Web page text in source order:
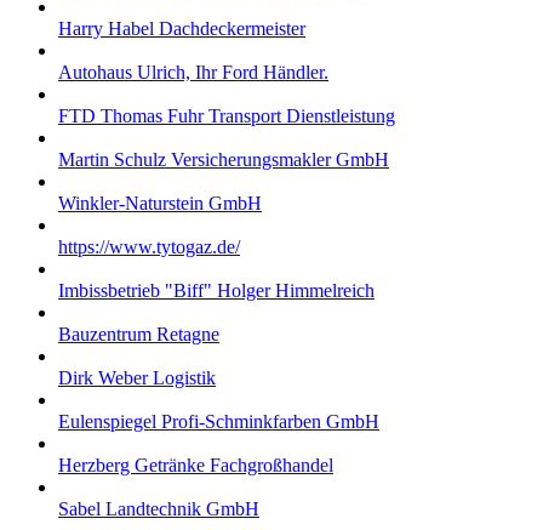
Harry Habel Dachdeckermeister
Autohaus Ulrich, Ihr Ford Händler.
FTD Thomas Fuhr Transport Dienstleistung
Martin Schulz Versicherungsmakler GmbH
Winkler-Naturstein GmbH
https://www.tytogaz.de/
Imbissbetrieb "Biff" Holger Himmelreich
Bauzentrum Retagne
Dirk Weber Logistik
Eulenspiegel Profi-Schminkfarben GmbH
Herzberg Getränke Fachgroßhandel
Sabel Landtechnik GmbH